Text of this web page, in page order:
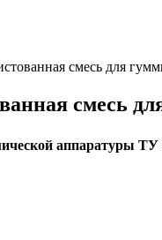
смесь для
смесь
аппаратуры ТУ